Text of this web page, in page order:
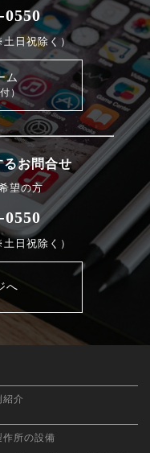
日祝除く）
ム
）
るお問合せ
望の方
日祝除く）
へ
紹介
作所の設備